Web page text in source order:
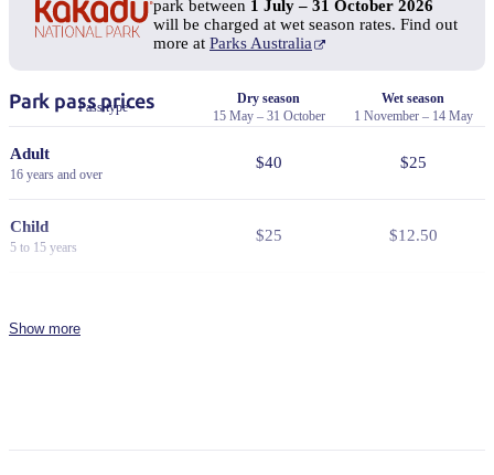
park between 1 July – 31 October 2026
will be charged at wet season rates. Find out
more at Parks Australia
Park pass prices
Pass type
Dry season
15 May – 31 October
Wet season
1 November – 14 May
Adult
16 years and over
$40 $25
Child
5 to 15 years
$25 $12.50
2 adults and 2 or more children
Show more